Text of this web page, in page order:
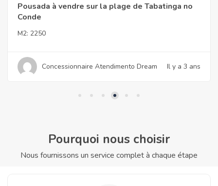
Pousada à vendre sur la plage de Tabatinga no
Conde
M2: 2250
Concessionnaire Atendimento Dream Il y a 3 ans
Pourquoi nous choisir
Nous fournissons un service complet à chaque étape